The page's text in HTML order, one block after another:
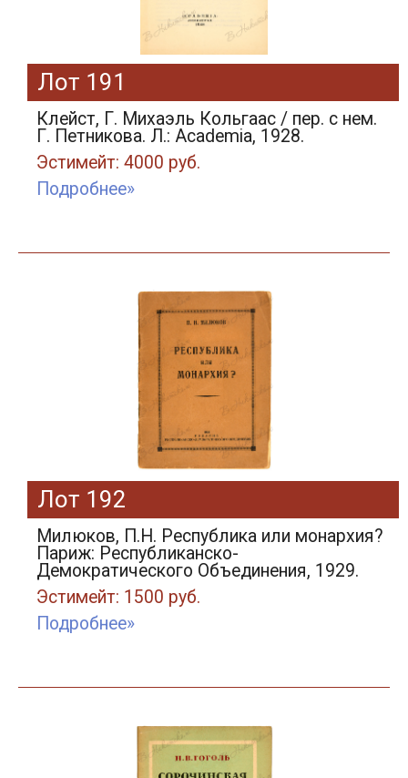
Лот 191
Клейст, Г. Михаэль Кольгаас / пер. с нем.
Г. Петникова. Л.: Academia, 1928.
Эстимейт: 4000 руб.
Подробнее»
Лот 192
Милюков, П.Н. Республика или монархия?
Париж: Республиканско-
Демократического Объединения, 1929.
Эстимейт: 1500 руб.
Подробнее»